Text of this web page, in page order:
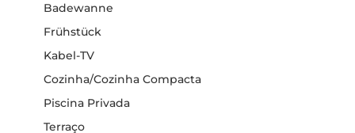
Badewanne
Frühstück
Kabel-TV
Cozinha/Cozinha Compacta
Piscina Privada
Terraço